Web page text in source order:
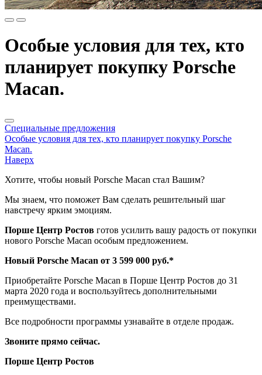
Особые условия для тех, кто
планирует покупку Porsche
Macan.
Специальные предложения
Особые условия для тех, кто планирует покупку Porsche
Macan.
Наверх
Хотите, чтобы новый Porsche Macan стал Вашим?
Мы знаем, что поможет Вам сделать решительный шаг
навстречу ярким эмоциям.
Порше Центр Ростов готов усилить вашу радость от покупки
нового Porsche Macan особым предложением.
Новый Porsche Macan от 3 599 000 руб.*
Приобретайте Porsche Macan в Порше Центр Ростов до 31
марта 2020 года и воспользуйтесь дополнительными
преимуществами.
Все подробности программы узнавайте в отделе продаж.
Звоните прямо сейчас.
Порше Центр Ростов